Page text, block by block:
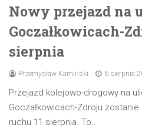
Nowy przejazd na
Goczałkowicach-
sierpnia
Przemysław Kamiński 6 sierpnia
Przejazd kolejowo-drogowy na
Goczałkowicach-Zdroju
ruchu 11 sierpnia. To…